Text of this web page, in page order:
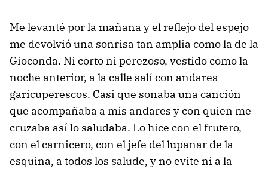
Me levanté por la mañana y el reflejo del espejo
me devolvió una sonrisa tan amplia como la de la
Gioconda. Ni corto ni perezoso, vestido como la
noche anterior, a la calle salí con andares
garicuperescos. Casi que sonaba una canción
que acompañaba a mis andares y con quien me
cruzaba así lo saludaba. Lo hice con el frutero,
con el carnicero, con el jefe del lupanar de la
esquina, a todos los salude, y no evite ni a la